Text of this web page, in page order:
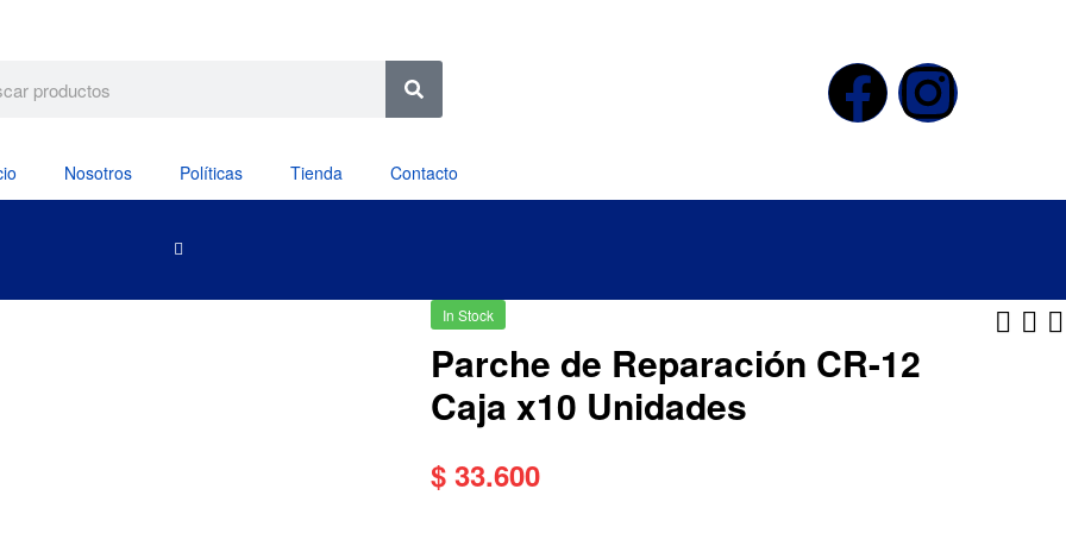
Nosotros Políticas Tienda Contacto
In Stock
Parche de Reparación CR-12
Caja x10 Unidades
$33.600